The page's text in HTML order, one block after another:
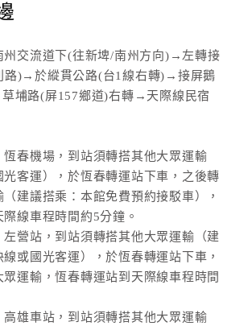
州交流道下(往新埤/南州方向)→左轉接
路)→於縱貫公路(台1線右轉)→接屏鵝
埔路(屏157鄉道)右轉→天際線民宿
恆春機場，到站須轉搭其他大眾運輸
光客運），於恆春轉運站下車，之後轉
建議搭乘：本館免費預約接駁車），
線車程時間約5分鐘。
左營站，到站須轉搭其他大眾運輸（建
或國光客運），於恆春轉運站下車，
眾運輸，恆春轉運站到天際線車程時間
高雄車站，到站須轉搭其他大眾運輸